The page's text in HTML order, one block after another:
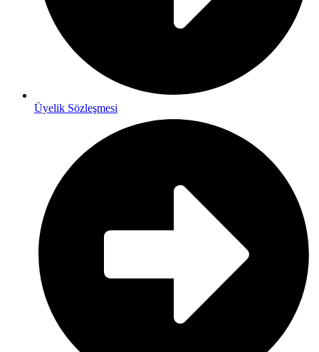
Üyelik Sözleşmesi